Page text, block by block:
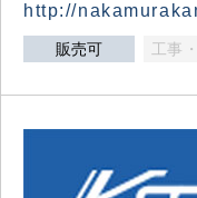
http://
販売可 工事